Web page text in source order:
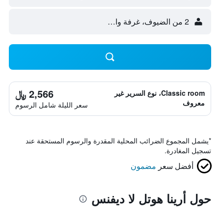
2 من الضيوف، غرفة واحدة
Classic room، نوع السرير غير
معروف
2,566 ﷼
سعر الليلة شامل الرسوم
*يشمل المجموع الضرائب المحلية المقدرة والرسوم المستحقة عند
تسجيل المغادرة.
أفضل سعر مضمون
حول أرينا هوتل لا ديفنس